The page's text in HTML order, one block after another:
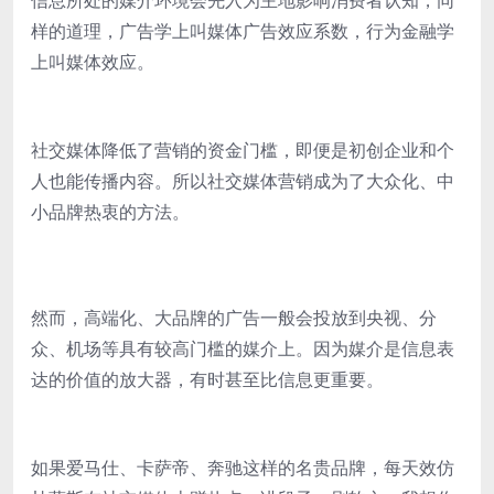
样的道理，广告学上叫媒体广告效应系数，行为金融学
上叫媒体效应。
社交媒体降低了营销的资金门槛，即便是初创企业和个
人也能传播内容。所以社交媒体营销成为了大众化、中
小品牌热衷的方法。
然而，高端化、大品牌的广告一般会投放到央视、分
众、机场等具有较高门槛的媒介上。因为媒介是信息表
达的价值的放大器，有时甚至比信息更重要。
如果爱马仕、卡萨帝、奔驰这样的名贵品牌，每天效仿